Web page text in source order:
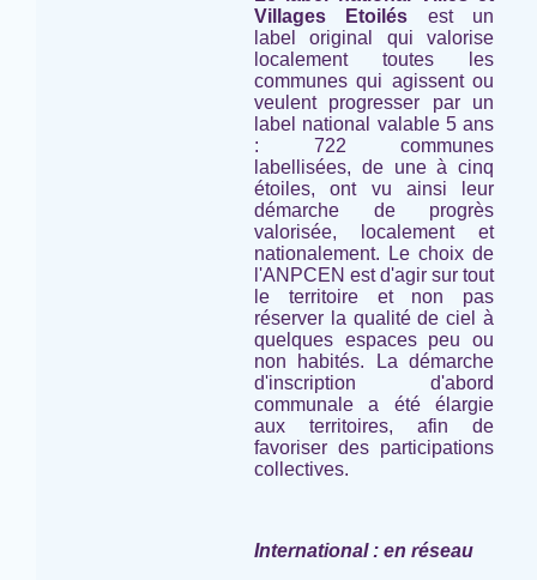
Villages Etoilés est un
label original qui valorise
localement toutes les
communes qui agissent ou
veulent progresser par un
label national valable 5 ans
: 722 communes
labellisées, de une à cinq
étoiles, ont vu ainsi leur
démarche de progrès
valorisée, localement et
nationalement. Le choix de
l'ANPCEN est d'agir sur tout
le territoire et non pas
réserver la qualité de ciel à
quelques espaces peu ou
non habités. La démarche
d'inscription d'abord
communale a été élargie
aux territoires, afin de
favoriser des participations
collectives.
International : en réseau